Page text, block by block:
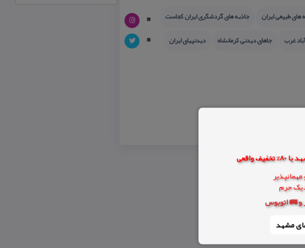
و 🚌 اتوبوس
مشهد
های طبیعی ایران
جاذبه های گردشگری ایران كجاست
غرب جاهای دیدنی كرمانشاه دیدنیهای ایران